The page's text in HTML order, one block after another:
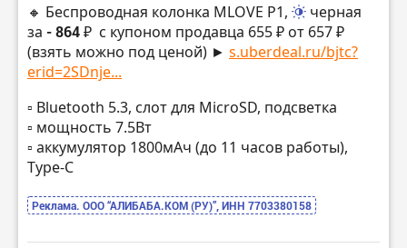
🔸 Беспроводная колонка MLOVE P1,
черная
за - 864 ₽ с купоном продавца 655 ₽ от 657 ₽
(взять можно под ценой) ► s.uberdeal.ru/bjtc?
erid=2SDnje...
▫️ Bluetooth 5.3, слот для MicroSD, подсветка
▫️ мощность 7.5Вт
▫️ аккумулятор 1800мАч (до 11 часов работы),
Type-C
Реклама. ООО “АЛИБАБА.КОМ (РУ)”, ИНН 7703380158